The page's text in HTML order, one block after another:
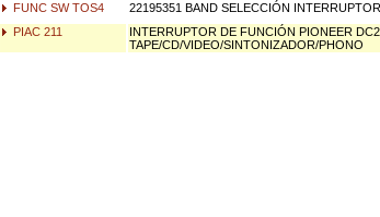
FUNC SW TOS4
22195351 BAND SELECCIÓN
PIAC 211
INTERRUPTOR DE FUNCIÓN PIONEER
TAPE/CD/VIDEO/SINTONIZADOR/PHONO